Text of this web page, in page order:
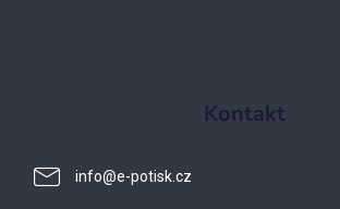
Kontakt
info@e-potisk.cz